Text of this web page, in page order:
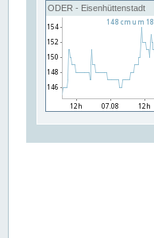
ODER - Eisenhüttenstadt